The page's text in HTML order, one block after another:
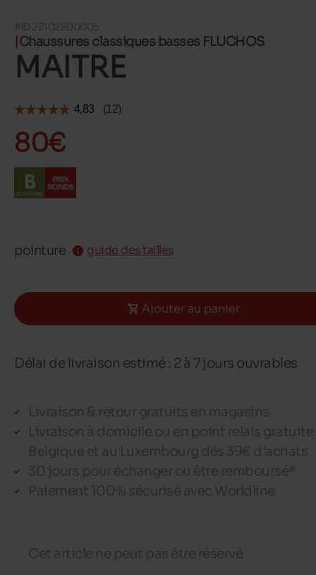
#ID 22102800005
Chaussures classiques basses FLUCHOS
MAITRE
80€
pointure guide des tailles
Ajouter au panier
Délai de livraison estimé : 2 à 7 jours ouvrables
Livraison & retour gratuits en magasins
Livraison à domicile ou en point relais gratuite
Belgique et au Luxembourg dés 39€ d'achats
30 jours pour échanger ou être remboursé*
Paiement 100% sécurisé avec Worldline
Cet article ne peut pas être réservé